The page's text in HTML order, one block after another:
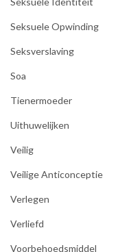
Seksuele Opwinding
Seksverslaving
Soa
Tienermoeder
Uithuwelijken
Veilig
Veilige Anticonceptie
Verlegen
Verliefd
Voorbehoedsmiddel